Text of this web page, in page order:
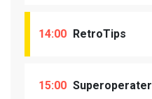
14:00 RetroTips
15:00 Superoperater